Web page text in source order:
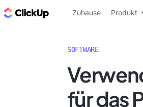
ClickUp Blog
Zuhause Produkt
SOFTWARE
für das